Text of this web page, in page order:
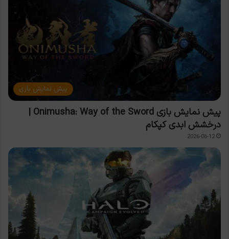
پیش نمایش بازی
پیش نمایش بازی Onimusha: Way of the Sword |
درخشش ابدی کپکام
2026-06-12